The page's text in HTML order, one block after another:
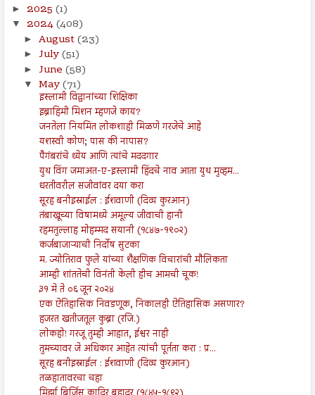
► 2025 (1)
▼ 2024(408)
► August(23)
► July(51)
► June (58)
▼ May(71)
इस्लामी विद्वानांच्या शिक्षिका
इब्राहिमी मिशन म्हणजे काय?
जनतेला नियमित लोकशाही मिळणे गरजेचे आहे
यशस्वी कोण; पास की नापास?
पैगंबरांचे ध्येय आणि त्यांचे मददगार
युथ विंग जमाअत-ए-इस्लामी हिंदचे नाव आता युथ मुव्हम...
धरतीवरील सजीवांवर दया करा
सूरह बनीइस्राईल : ईशवाणी (दिव्य कुरआन)
तंबाखूच्या विषामध्ये अमूल्य जीवाची हानी
रहमतुल्लाह मोहम्मद सयानी (१८४७-१९०२)
कर्जबाजाऱ्याची निर्दोष सुटका
म. ज्योतिराव फुले यांच्या शैक्षणिक विचारांची मौलिकता
आम्ही शांततेची विनंती केली हीच आमची चूक!
३१ मे ते ०६ जून २०२४
एक ऐतिहासिक निवडणूक, निकालही ऐतिहासिक असणार?
हजरत खतीजतूल कुब्रा (रजि.)
लोकहो! गरजू तुम्ही आहात, ईश्वर नाही
तुमच्यावर जे अधिकार आहेत त्यांची पूर्तता करा : प्र...
सूरह बनीइस्राईल : ईशवाणी (दिव्य कुरआन)
तळहातावरचा चहा